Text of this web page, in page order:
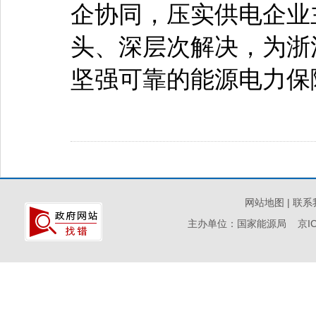
企协同，压实供电企
头、深层次解决，为
坚强可靠的能源电力